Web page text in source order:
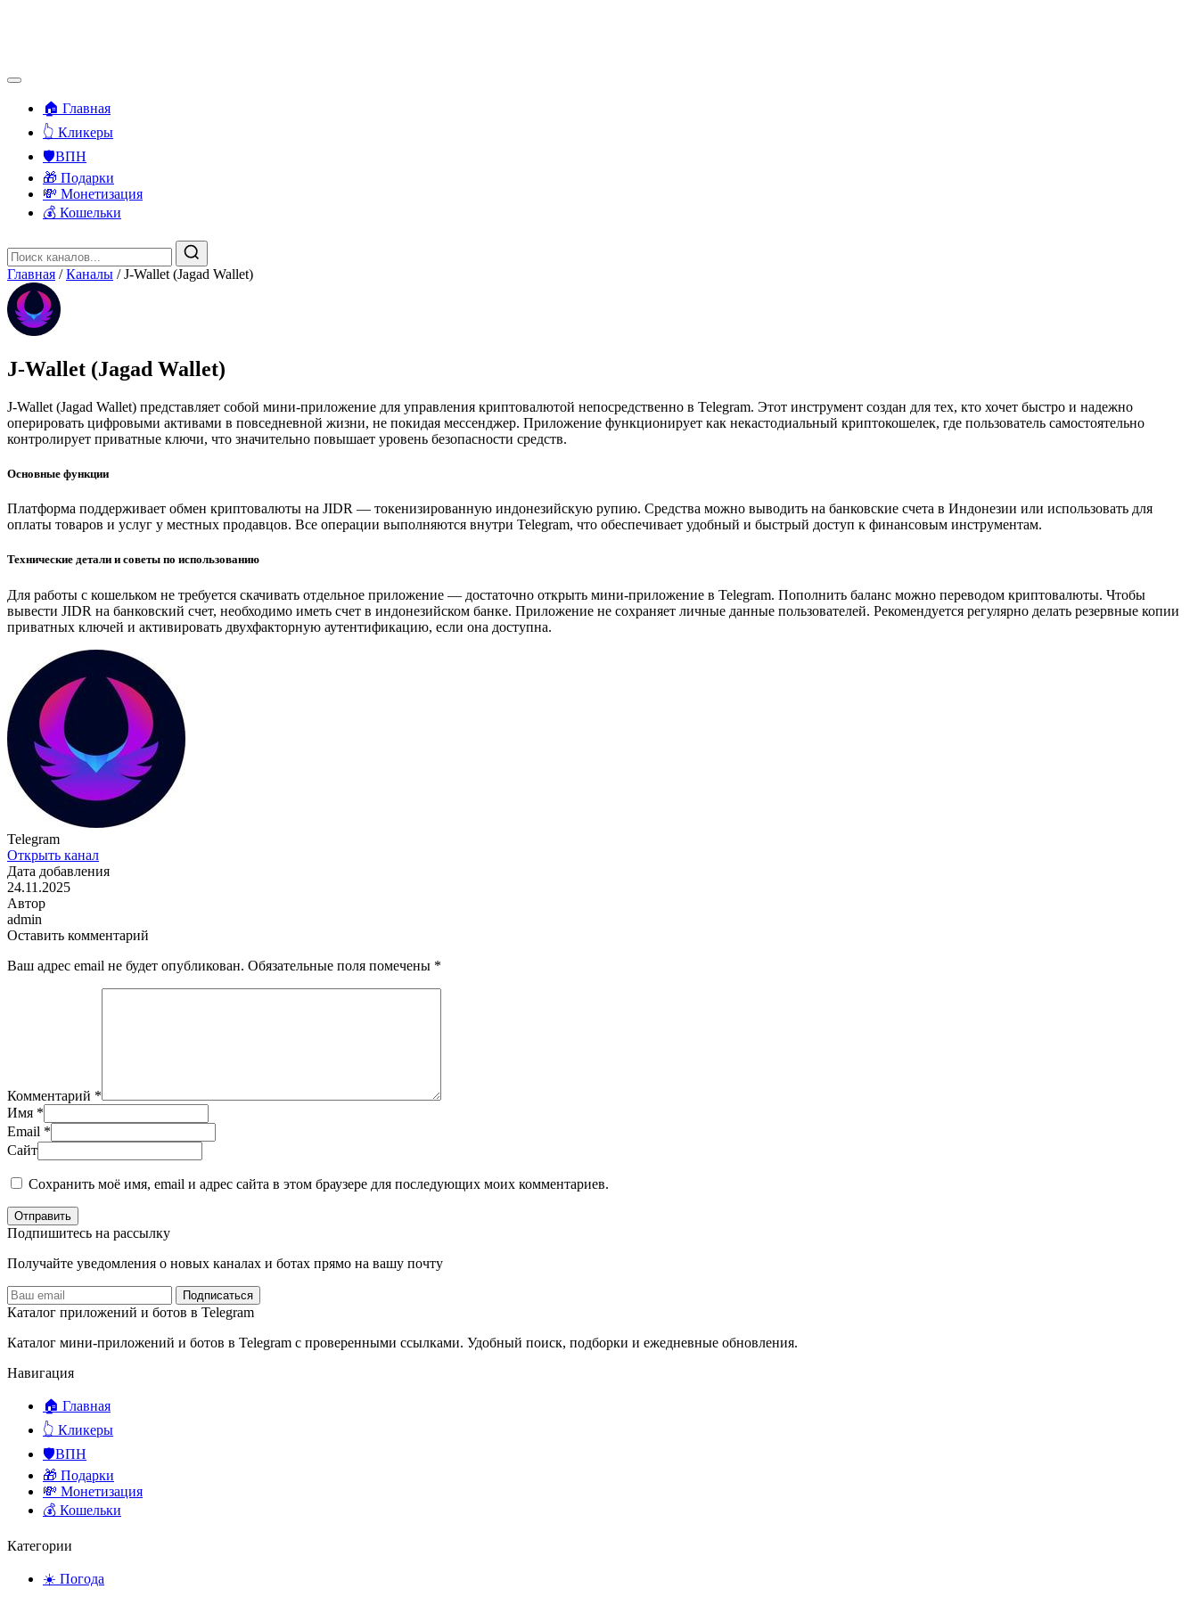
🏠 Главная
👆 Кликеры
🛡️ВПН
🎁 Подарки
💸 Монетизация
💰 Кошельки
Главная / Каналы / J-Wallet (Jagad Wallet)
J-Wallet (Jagad Wallet)
J-Wallet (Jagad Wallet) представляет собой мини-приложение для управления криптовалютой непосредственно в Telegram. Этот инструмент создан для тех, кто хочет быстро и надежно
оперировать цифровыми активами в повседневной жизни, не покидая мессенджер. Приложение функционирует как некастодиальный криптокошелек, где пользователь самостоятельно
контролирует приватные ключи, что значительно повышает уровень безопасности средств.
Основные функции
Платформа поддерживает обмен криптовалюты на JIDR — токенизированную индонезийскую рупию. Средства можно выводить на банковские счета в Индонезии или использовать для
оплаты товаров и услуг у местных продавцов. Все операции выполняются внутри Telegram, что обеспечивает удобный и быстрый доступ к финансовым инструментам.
Технические детали и советы по использованию
Для работы с кошельком не требуется скачивать отдельное приложение — достаточно открыть мини-приложение в Telegram. Пополнить баланс можно переводом криптовалюты. Чтобы
вывести JIDR на банковский счет, необходимо иметь счет в индонезийском банке. Приложение не сохраняет личные данные пользователей. Рекомендуется регулярно делать резервные копии
приватных ключей и активировать двухфакторную аутентификацию, если она доступна.
Telegram
Открыть канал
Дата добавления
24.11.2025
Автор
admin
Оставить комментарий
Ваш адрес email не будет опубликован. Обязательные поля помечены *
Комментарий *
Имя *
Email *
Сайт
Сохранить моё имя, email и адрес сайта в этом браузере для последующих моих комментариев.
Отправить
Подпишитесь на рассылку
Получайте уведомления о новых каналах и ботаx прямо на вашу почту
Подписаться
Каталог приложений и ботов в Telegram
Каталог мини-приложений и ботов в Telegram с проверенными ссылками. Удобный поиск, подборки и ежедневные обновления.
Навигация
🏠 Главная
👆 Кликеры
🛡️ВПН
🎁 Подарки
💸 Монетизация
💰 Кошельки
Категории
☀️ Погода